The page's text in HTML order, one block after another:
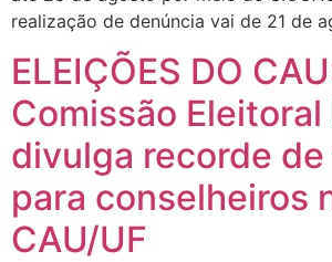
realização de denúncia vai de 21 de
ELEIÇÕES DO
Comissão Eleitoral
divulga recorde de
para conselheiros
CAU/UF